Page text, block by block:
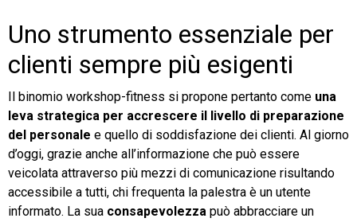
Uno strumento essenziale per
clienti sempre più esigenti
Il binomio workshop-fitness si propone pertanto come una
leva strategica per accrescere il livello di preparazione
del personale e quello di soddisfazione dei clienti. Al giorno
d’oggi, grazie anche all’informazione che può essere
veicolata attraverso più mezzi di comunicazione risultando
accessibile a tutti, chi frequenta la palestra è un utente
informato. La sua consapevolezza può abbracciare un